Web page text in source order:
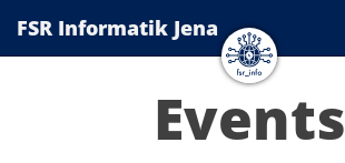
FSR Informatik Jena
Events